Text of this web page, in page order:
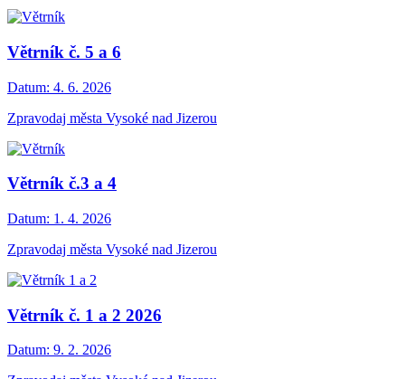
Větrník č. 5 a 6
Datum: 4. 6. 2026
Zpravodaj města Vysoké nad Jizerou
Větrník č.3 a 4
Datum: 1. 4. 2026
Zpravodaj města Vysoké nad Jizerou
Větrník č. 1 a 2 2026
Datum: 9. 2. 2026